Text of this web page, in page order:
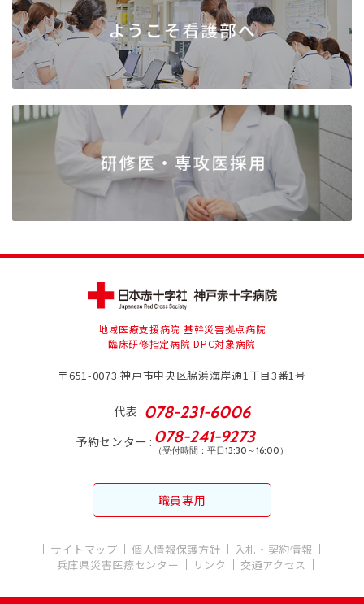
地域医療支援病院 基幹災害拠点病院
臨床研修指定病院 DPC対象病院
〒651-0073神戸市中央区脇浜海岸通1丁目3番1号
代表 078-231-6006
予約センター 078-241-9273
（受付時間：平日13:30～16:00）
職員専用
サイトマップ 個人情報保護方針
入札・契約情報
兵庫県災害医療センター
リンク 交通アクセス